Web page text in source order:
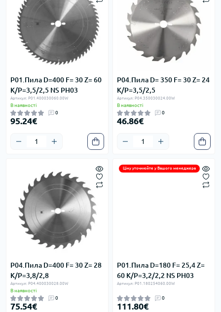
P01.Пила D=400 F= 30 Z= 60
K/P=3,5/2,5 NS PH03
Артикул: P01.400030060.00W
В наявності
0
95.24€
P04.Пила D= 350 F= 30 Z= 24
K/P=3,5/2,5
Артикул: P04.350030024.00W
В наявності
0
46.86€
P04.Пила D=400 F= 30 Z= 28
K/P=3,8/2,8
Артикул: P04.400030028.00W
В наявності
0
75.54€
Ціну уточнюйте у Вашого менеджера
P01.Пила D=180 F= 25,4 Z=
60 K/P=3,2/2,2 NS PH03
Артикул: P01.180254060.00W
0
111.80€